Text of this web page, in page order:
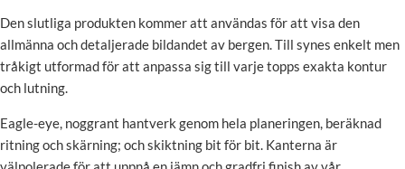
Den slutliga produkten kommer att användas för att visa den
allmänna och detaljerade bildandet av bergen. Till synes enkelt men
tråkigt utformad för att anpassa sig till varje topps exakta kontur
och lutning.
Eagle-eye, noggrant hantverk genom hela planeringen, beräknad
ritning och skärning; och skiktning bit för bit. Kanterna är